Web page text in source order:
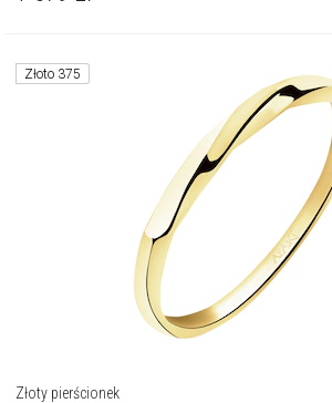
Złoto 375
Złoty pierścionek